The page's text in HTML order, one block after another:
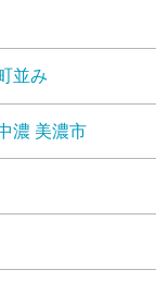
観光キャン
ベース
並み
濃 美濃市